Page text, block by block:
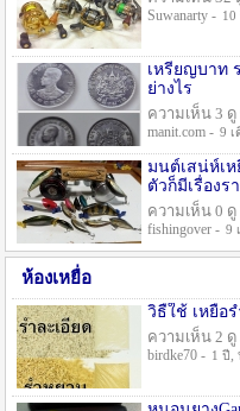
Suwanarty - 10
เหรียญบาท
ย่างไร
ความเห็น 3 ดู
manit.com - 9 เ
มนต์เสน่ห์เ
ตัวก็มีเรื่องร
ความเห็น 0 ดู
fishingover - 9
ห้องเหยื่อ
วิธืใช้ เหยื่อ
ความเห็น 2 ดู
birdke70 - 1 ปี ,